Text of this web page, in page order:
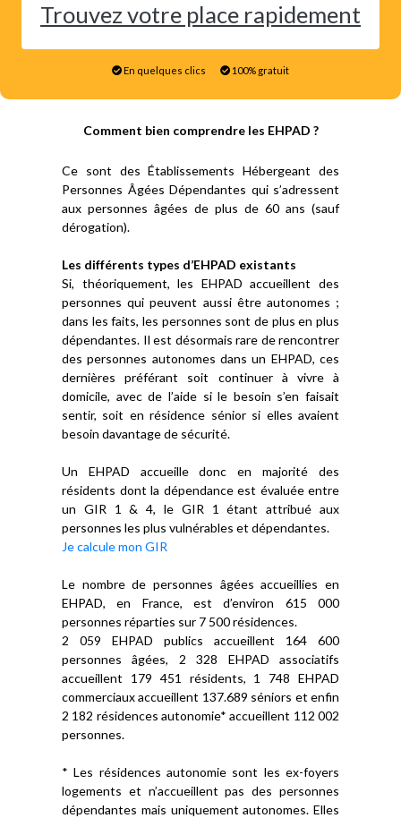
Trouvez votre place rapidement
En quelques clics 100% gratuit
Comment bien comprendre les EHPAD ?
Ce sont des Établissements Hébergeant des
Personnes Âgées Dépendantes qui s’adressent
aux personnes âgées de plus de 60 ans (sauf
dérogation).
Les différents types d’EHPAD existants
Si, théoriquement, les EHPAD accueillent des
personnes qui peuvent aussi être autonomes ;
dans les faits, les personnes sont de plus en plus
dépendantes. Il est désormais rare de rencontrer
des personnes autonomes dans un EHPAD, ces
dernières préférant soit continuer à vivre à
domicile, avec de l’aide si le besoin s’en faisait
sentir, soit en résidence sénior si elles avaient
besoin davantage de sécurité.
Un EHPAD accueille donc en majorité des
résidents dont la dépendance est évaluée entre
un GIR 1 & 4, le GIR 1 étant attribué aux
personnes les plus vulnérables et dépendantes.
Je calcule mon GIR
Le nombre de personnes âgées accueillies en
EHPAD, en France, est d’environ 615 000
personnes réparties sur 7 500 résidences.
2 059 EHPAD publics accueillent 164 600
personnes âgées, 2 328 EHPAD associatifs
accueillent 179 451 résidents, 1 748 EHPAD
commerciaux accueillent 137.689 séniors et enfin
2 182 résidences autonomie* accueillent 112 002
personnes.
* Les résidences autonomie sont les ex-foyers
logements et n’accueillent pas des personnes
dépendantes mais uniquement autonomes. Elles